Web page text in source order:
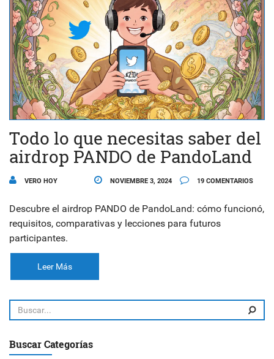
Todo lo que necesitas saber del
airdrop PANDO de PandoLand
VERO HOY NOVIEMBRE 3, 2024 19 COMENTARIOS
Descubre el airdrop PANDO de PandoLand: cómo funcionó,
requisitos, comparativas y lecciones para futuros
participantes.
Leer Más
Buscar Categorías